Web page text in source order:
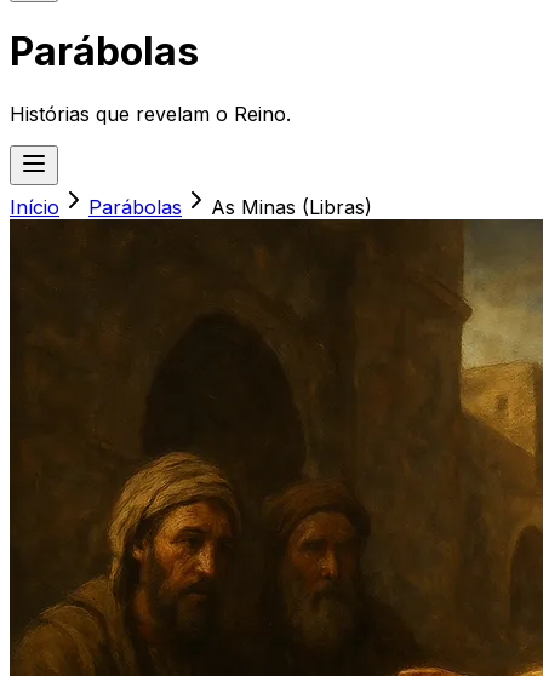
Parábolas
Histórias que revelam o Reino.
Início Parábolas As Minas (Libras)